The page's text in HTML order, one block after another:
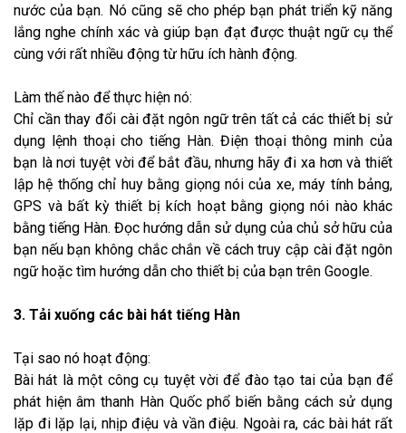
nước của bạn. Nó cũng sẽ cho phép bạn phát triển kỹ năng
lắng nghe chính xác và giúp bạn đạt được thuật ngữ cụ thể
cùng với rất nhiều động từ hữu ích hành động.
Làm thế nào để thực hiện nó:
Chỉ cần thay đổi cài đặt ngôn ngữ trên tất cả các thiết bị sử
dụng lệnh thoại cho tiếng Hàn. Điện thoại thông minh của
bạn là nơi tuyệt vời để bắt đầu, nhưng hãy đi xa hơn và thiết
lập hệ thống chỉ huy bằng giọng nói của xe, máy tính bảng,
GPS và bất kỳ thiết bị kích hoạt bằng giọng nói nào khác
bằng tiếng Hàn. Đọc hướng dẫn sử dụng của chủ sở hữu của
bạn nếu bạn không chắc chắn về cách truy cập cài đặt ngôn
ngữ hoặc tìm hướng dẫn cho thiết bị của bạn trên Google.
3. Tải xuống các bài hát tiếng Hàn
Tại sao nó hoạt động:
Bài hát là một công cụ tuyệt vời để đào tạo tai của bạn để
phát hiện âm thanh Hàn Quốc phổ biến bằng cách sử dụng
lặp đi lặp lại, nhịp điệu và vần điệu. Ngoài ra, các bài hát rất